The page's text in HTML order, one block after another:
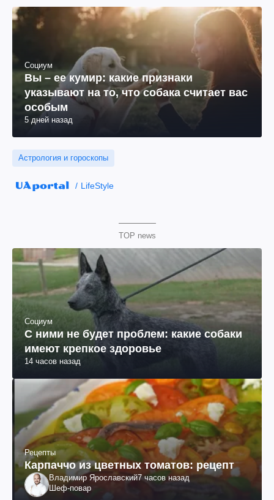
Социум
Вы – ее кумир: какие признаки
указывают на то, что собака считает вас
особым
5 дней назад
Астрология и гороскопы
LifeStyle
TOP news
Социум
С ними не будет проблем: какие собаки
имеют крепкое здоровье
14 часов назад
Рецепты
Карпаччо из цветных томатов: рецепт
Владимир Ярославский7 часов назад
Шеф-повар